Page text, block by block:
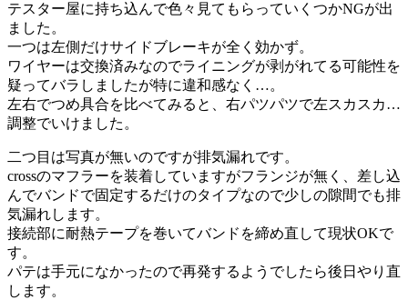
テスター屋に持ち込んで色々見てもらっていくつかNGが出
ました。
一つは左側だけサイドブレーキが全く効かず。
ワイヤーは交換済みなのでライニングが剥がれてる可能性を
疑ってバラしましたが特に違和感なく…。
左右でつめ具合を比べてみると、右パツパツで左スカスカ…
調整でいけました。
二つ目は写真が無いのですが排気漏れです。
crossのマフラーを装着していますがフランジが無く、差し込
んでバンドで固定するだけのタイプなので少しの隙間でも排
気漏れします。
接続部に耐熱テープを巻いてバンドを締め直して現状OKで
す。
パテは手元になかったので再発するようでしたら後日やり直
します。